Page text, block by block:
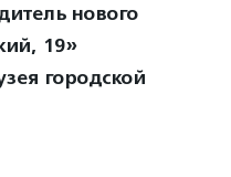
нового
19»
городской